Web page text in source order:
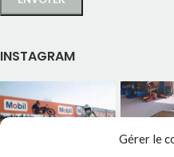
Gérer le
INSTAGRAM